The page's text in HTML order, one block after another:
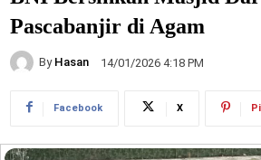
Pascabanjir di Agam
By Hasan 14/01/2026 4:18 PM
Facebook X